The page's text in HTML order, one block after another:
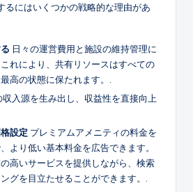
るにはいくつかの戦略的な理由があ
日々の運営費用と施設の維持管理に
れにより、共有リソースはすべての
高の状態に保たれます。.
収入源を生み出し、収益性を直接向上
設定 プレミアムアメニティの料金を
より低い基本料金を広告できます。
高いサービスを提供しながら、検索
グを目立たせることができます。.